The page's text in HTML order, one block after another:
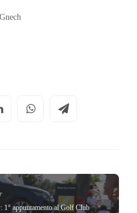
1° appuntamento al Golf Club